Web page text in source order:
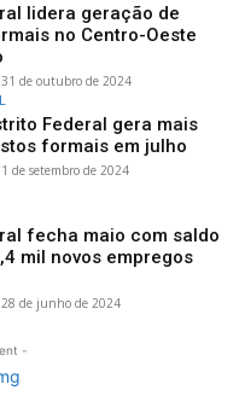
lidera geração de
no Centro-Oeste
31 de outubro de 2024
Federal gera mais
formais em julho
1 de setembro de 2024
fecha maio com saldo
mil novos empregos
28 de junho de 2024
-